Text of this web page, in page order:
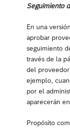
Seguimiento
En una
aprobar
seguimiento
través de la
del
ejemplo,
por el
aparecerán
Propósito